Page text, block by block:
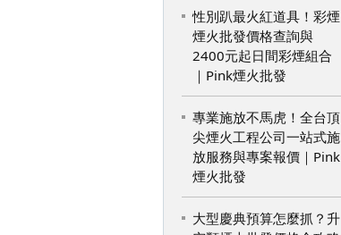
性別趴最火紅道具！彩煙
煙火批發價格查詢與
2400元起日間彩煙組合
｜Pink煙火批發
專業施放不馬虎！全台頂
尖煙火工程公司一站式施
放服務與專案報價｜Pink
煙火批發
大型慶典預算怎麼抓？升